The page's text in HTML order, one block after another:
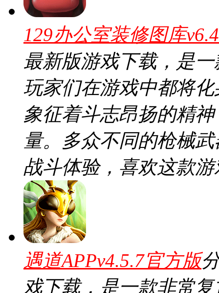
129办公室装修图库
最新版游戏下载，是
玩家们在游戏中都将
象征着斗志昂扬的精
量。多众不同的枪械
战斗体验，喜欢这款
遇道APPv4.5.7官方版
戏下载，是一款非常